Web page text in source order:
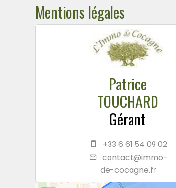
Mentions légales
Patrice
TOUCHARD
Gérant
+33 6 61 54 09 02
contact@immo-
de-cocagne.fr